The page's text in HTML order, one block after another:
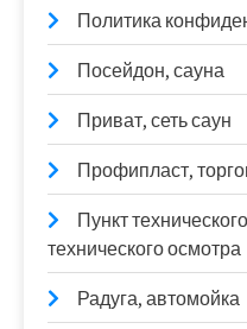
Политика
Посейдон, сауна
Приват, сеть саун
Профипласт,
Пункт
технического осмотра
Радуга, автомойка